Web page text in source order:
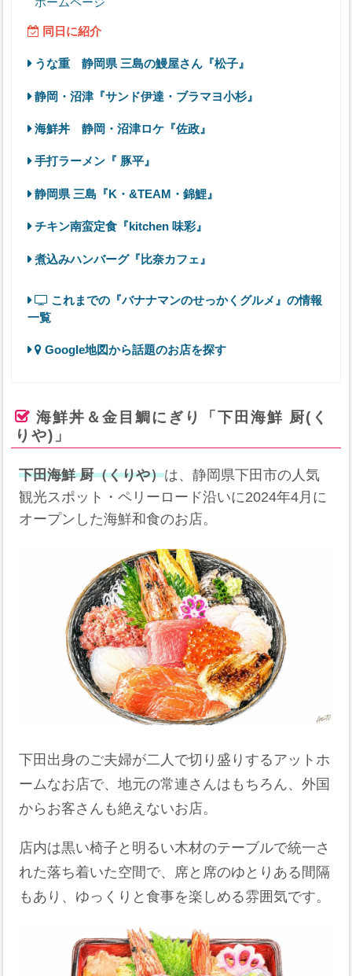
同日に紹介
うな重 静岡県 三島の鰻屋さん『松子』
静岡・沼津『サンド伊達・ブラマヨ小杉』
海鮮丼 静岡・沼津ロケ『佐政』
手打ラーメン『 豚平』
静岡県 三島『K・&TEAM・錦鯉』
チキン南蛮定食『kitchen 味彩』
煮込みハンバーグ『比奈カフェ』
これまでの『バナナマンのせっかくグルメ』の情報
一覧
Google地図から話題のお店を探す
海鮮丼＆金目鯛にぎり「下田海鮮 厨(く
りや)」
下田海鮮 厨（くりや）は、静岡県下田市の人気
観光スポット・ペリーロード沿いに2024年4月に
オープンした海鮮和食のお店。
下田出身のご夫婦が二人で切り盛りするアットホ
ームなお店で、地元の常連さんはもちろん、外国
からお客さんも絶えないお店。
店内は黒い椅子と明るい木材のテーブルで統一さ
れた落ち着いた空間で、席と席のゆとりある間隔
もあり、ゆっくりと食事を楽しめる雰囲気です。